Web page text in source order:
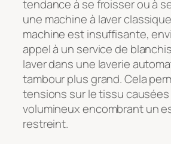
tendance à se froisser ou à
une machine à laver
machine est insuffisante,
appel à un service de
laver dans une laverie
tambour plus grand. Cela
tensions sur le tissu
volumineux encombrant un
restreint.